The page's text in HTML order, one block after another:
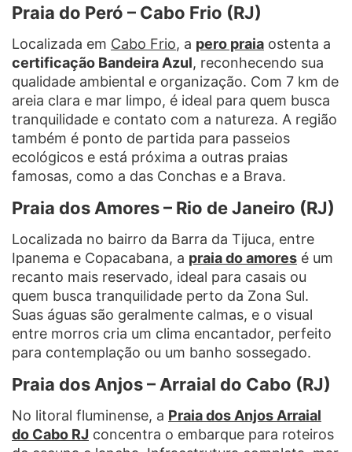
Praia do Peró – Cabo Frio (RJ)
Localizada em Cabo Frio, a pero praia ostenta a
certificação Bandeira Azul, reconhecendo sua
qualidade ambiental e organização. Com 7 km de
areia clara e mar limpo, é ideal para quem busca
tranquilidade e contato com a natureza. A região
também é ponto de partida para passeios
ecológicos e está próxima a outras praias
famosas, como a das Conchas e a Brava.
Praia dos Amores – Rio de Janeiro (RJ)
Localizada no bairro da Barra da Tijuca, entre
Ipanema e Copacabana, a praia do amores é um
recanto mais reservado, ideal para casais ou
quem busca tranquilidade perto da Zona Sul.
Suas águas são geralmente calmas, e o visual
entre morros cria um clima encantador, perfeito
para contemplação ou um banho sossegado.
Praia dos Anjos – Arraial do Cabo (RJ)
No litoral fluminense, a Praia dos Anjos Arraial
do Cabo RJ concentra o embarque para roteiros